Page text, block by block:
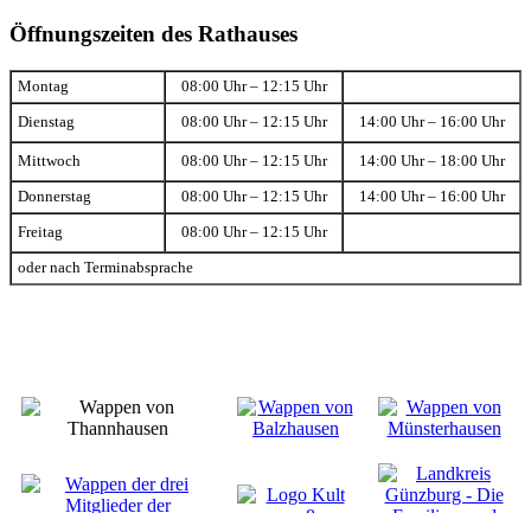
Öffnungszeiten des Rathauses
Montag 08:00 Uhr – 12:15 Uhr
Dienstag 08:00 Uhr – 12:15 Uhr 14:00 Uhr – 16:00 Uhr
Mittwoch 08:00 Uhr – 12:15 Uhr 14:00 Uhr – 18:00 Uhr
Donnerstag 08:00 Uhr – 12:15 Uhr 14:00 Uhr – 16:00 Uhr
Freitag 08:00 Uhr – 12:15 Uhr
oder nach Terminabsprache